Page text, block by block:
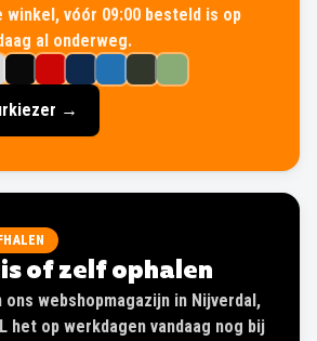
vóór 09:00 besteld is op
al onderweg.
→
of zelf ophalen
webshopmagazijn in Nijverdal,
het op werkdagen vandaag nog bij